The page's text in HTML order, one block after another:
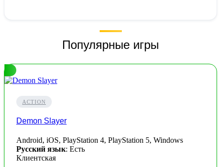
Популярные игры
ACTION
Demon Slayer
Android, iOS, PlayStation 4, PlayStation 5, Windows
Русский язык: Есть
Клиентская